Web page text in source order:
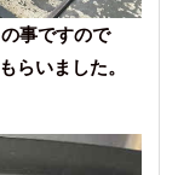
事ですので
らいました。